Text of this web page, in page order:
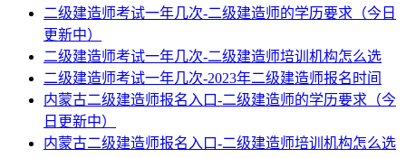
二级建造师考试一年几次-二级建造师的学历要求（今日
更新中）
二级建造师考试一年几次-二级建造师培训机构怎么选
二级建造师考试一年几次-2023年二级建造师报名时间
内蒙古二级建造师报名入口-二级建造师的学历要求（今
日更新中）
内蒙古二级建造师报名入口-二级建造师培训机构怎么选